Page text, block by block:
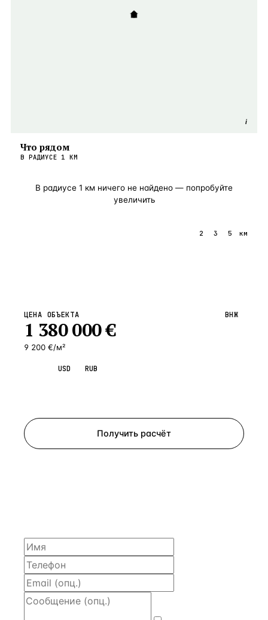
i
Что рядом
В РАДИУСЕ 1 КМ
В радиусе 1 км ничего не найдено — попробуйте
увеличить
2 3 5 км
ЦЕНА ОБЪЕКТА
1 380 000€
9 200 €/м²
ВНЖ
USD RUB
Получить расчёт